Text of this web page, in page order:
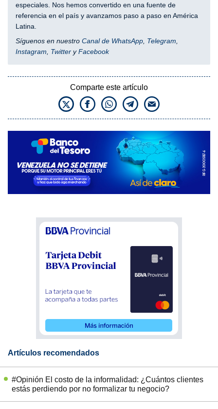
especiales. Nos hemos convertido en una fuente de
referencia en el país y avanzamos paso a paso en América
Latina.
Síguenos en nuestro Canal de WhatsApp Telegram
Instagram
Twitter yFacebook
Comparte este artículo
Artículos recomendados
#Opinión El costo de la informalidad: ¿Cuántos clientes
estás perdiendo por no formalizar tu negocio?